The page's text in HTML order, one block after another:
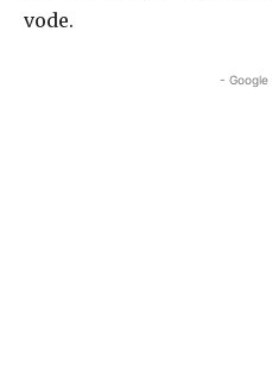
vode.
- Google